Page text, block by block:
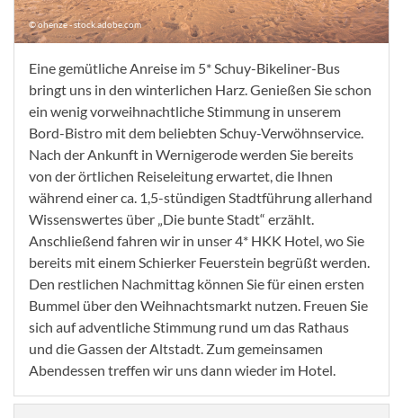
© ohenze - stock.adobe.com
Eine gemütliche Anreise im 5* Schuy-Bikeliner-Bus
bringt uns in den winterlichen Harz. Genießen Sie schon
ein wenig vorweihnachtliche Stimmung in unserem
Bord-Bistro mit dem beliebten Schuy-Verwöhnservice.
Nach der Ankunft in Wernigerode werden Sie bereits
von der örtlichen Reiseleitung erwartet, die Ihnen
während einer ca. 1,5-stündigen Stadtführung allerhand
Wissenswertes über „Die bunte Stadt“ erzählt.
Anschließend fahren wir in unser 4* HKK Hotel, wo Sie
bereits mit einem Schierker Feuerstein begrüßt werden.
Den restlichen Nachmittag können Sie für einen ersten
Bummel über den Weihnachtsmarkt nutzen. Freuen Sie
sich auf adventliche Stimmung rund um das Rathaus
und die Gassen der Altstadt. Zum gemeinsamen
Abendessen treffen wir uns dann wieder im Hotel.